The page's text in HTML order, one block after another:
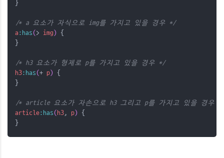
}
/* a 요소가 자식으로 img를 가지고 있을 경우 */
a :has(> img) {
}
/* h3 요소가 형제로 p를 가지고 있을 경우 */
h3:has(+ p) {
}
/* article 요소가 자손으로 h3 그리고 p를 가지고 있을 경우
article:has(h3, p) {
}